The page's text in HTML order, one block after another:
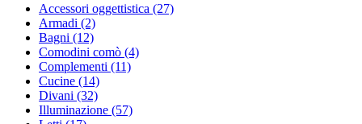
Accessori oggettistica (27)
Armadi (2)
Bagni (12)
Comodini comò (4)
Complementi (11)
Cucine (14)
Divani (32)
Illuminazione (57)